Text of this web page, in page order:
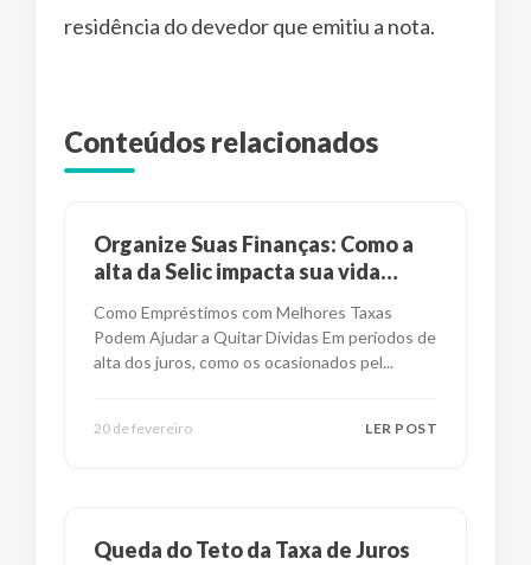
residência do devedor que emitiu a nota.
Conteúdos relacionados
Organize Suas Finanças: Como a
alta da Selic impacta sua vida
Como Empréstimos com Melhores Taxas
Podem Ajudar a Quitar Dívidas Em períodos de
alta dos juros, como os ocasionados pel...
20 de fevereiro LER POST
Queda do Teto da Taxa de Juros